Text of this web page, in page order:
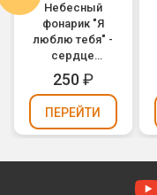
Небесный
фонарик "Я
люблю тебя" -
сердце
розовое
(Страна
Карнавалия)
250₽
ПЕРЕЙТИ